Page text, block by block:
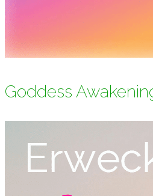
Goddess